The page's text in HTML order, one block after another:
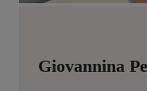
Giovannina